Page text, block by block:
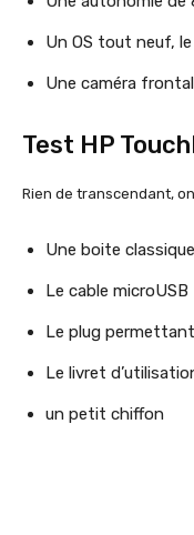
Un OS tout neuf, le
Une caméra
Test HP
Rien de transcendant,
Une boite classique
Le cable microUSB
Le plug
Le livret
un petit chiffon